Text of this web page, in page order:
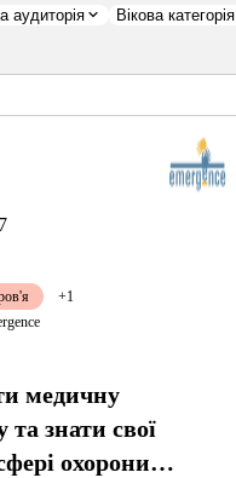
аудиторія Вікова категорія
медичну
та знати свої
охорони
+1